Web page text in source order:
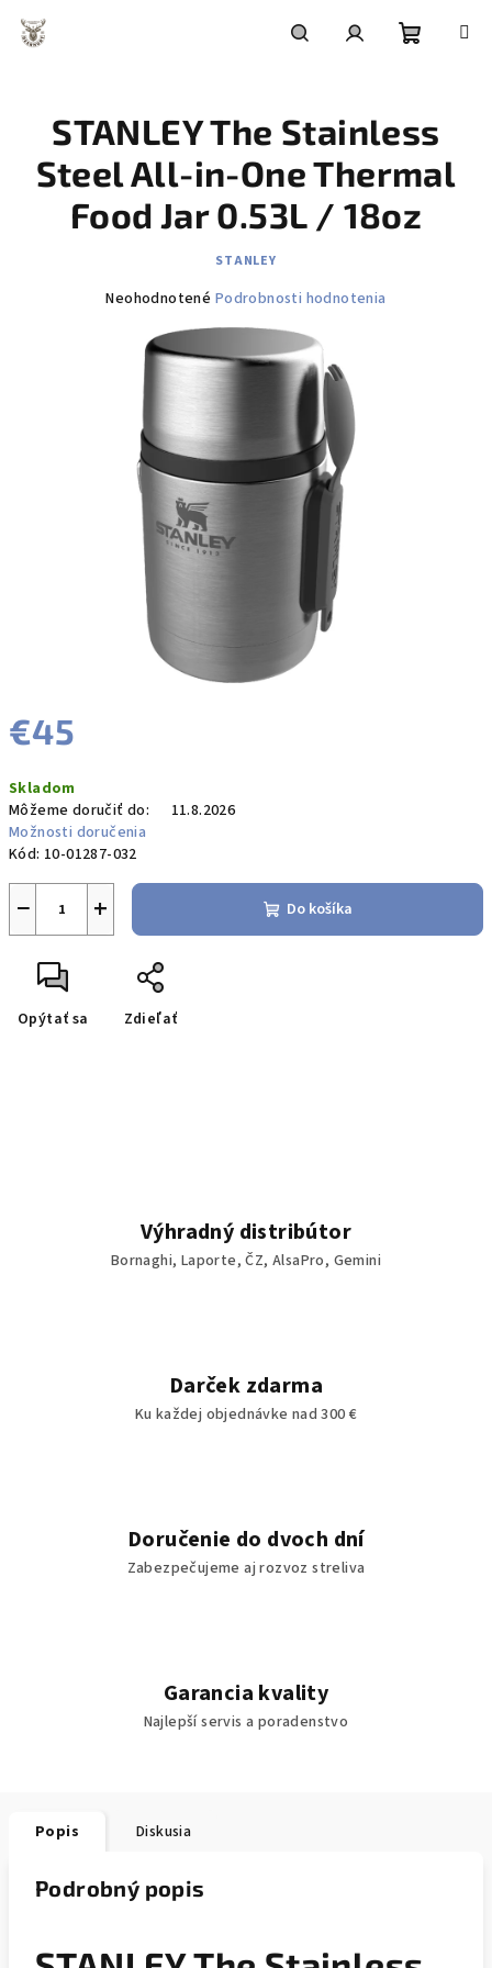
obsah
košík
€45
cena:
Skladom
Môžeme doručiť do:
11.8.2026
Možnosti doručenia
Kód: 10-01287-032
+
− Do košíka
Opýtať sa Zdieľať
STANLEY The Stainless
Steel All-in-One Thermal
Food Jar 0.53L / 18oz
STANLEY
Priemerné
produktu
hviezdičiek.
Neohodnotené Podrobnosti hodnotenia
Výhradný distribútor
Bornaghi, Laporte, ČZ, AlsaPro, Gemini
Darček zdarma
Ku každej objednávke nad 300 €
Doručenie do dvoch dní
Zabezpečujeme aj rozvoz streliva
Garancia kvality
Najlepší servis a poradenstvo
Popis Diskusia
Podrobný popis